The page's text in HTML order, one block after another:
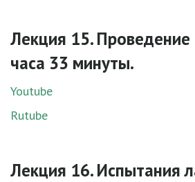
Лекция 15. Проведение
часа 33 минуты.
Youtube
Rutube
Лекция 16. Испытания